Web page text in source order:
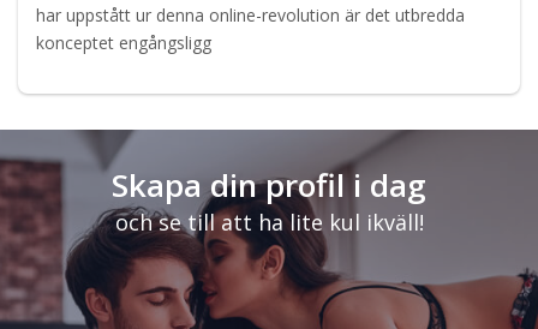
har uppstått ur denna online-revolution är det utbredda
konceptet engångsligg
Skapa din profil i dag
och se till att ha lite kul ikväll!